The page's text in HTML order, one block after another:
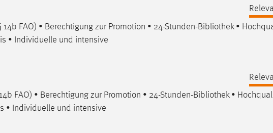
FAO) • Berechtigung zur Promotion • 24-Stunden-Bibliothek•
• Individuelle und intensive
FAO) • Berechtigung zur Promotion • 24-Stunden-Bibliothek•
• Individuelle und intensive